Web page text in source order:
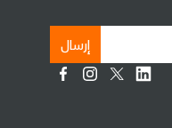
إرسال